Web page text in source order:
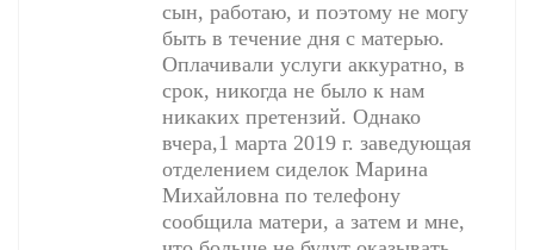
сын, работаю, и поэтому не могу
быть в течение дня с матерью.
Оплачивали услуги аккуратно, в
срок, никогда не было к нам
никаких претензий. Однако
вчера,1 марта 2019 г. заведующая
отделением сиделок Марина
Михайловна по телефону
сообщила матери, а затем и мне,